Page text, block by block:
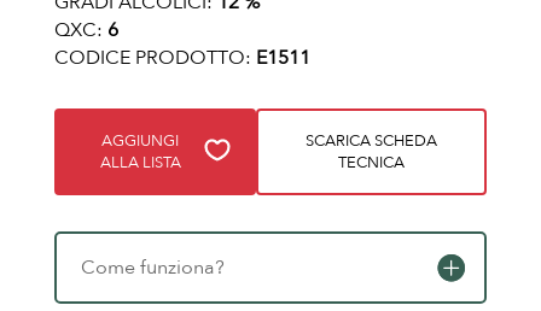
QXC: 6
CODICE PRODOTTO: E1511
AGGIUNGI
ALLA LISTA
SCARICA SCHEDA
TECNICA
Come funziona?